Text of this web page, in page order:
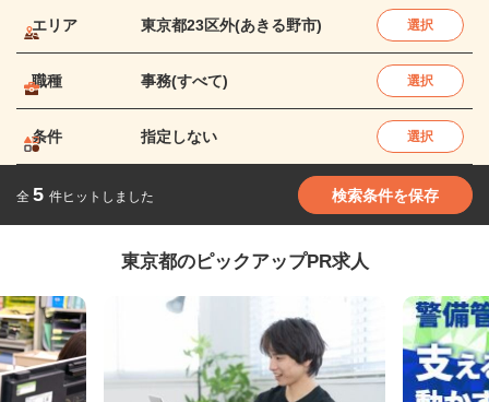
エリア 東京都23区外(あきる野市) 選択
職種 事務(すべて) 選択
条件 指定しない 選択
全 5 件ヒットしました 検索条件を保存
東京都のピックアップPR求人